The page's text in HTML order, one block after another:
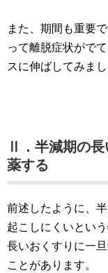
また、期間も重要
って離脱症状がで
スに伸ばしてみまし
Ⅱ．半減期の
薬する
前述したように、
起こしにくいとい
長いおくすりに一
ことがあります。